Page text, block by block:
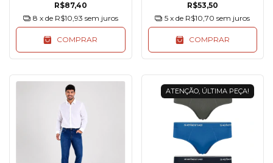
R$87,40
8 x de R$10,93 sem juros
COMPRAR
R$53,50
5 x de R$10,70 sem juros
COMPRAR
ATENÇÃO, ÚLTIMA PEÇA!